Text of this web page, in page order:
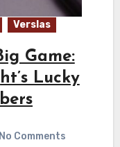
Verslas
Game:
Lucky
No Comments